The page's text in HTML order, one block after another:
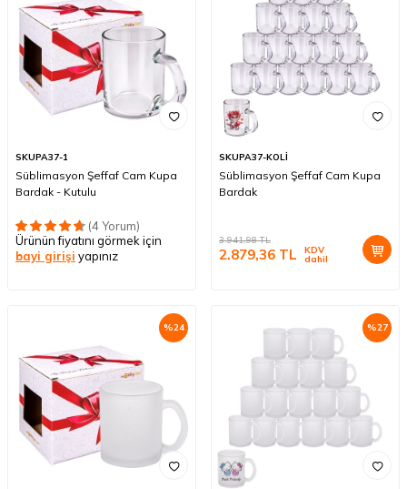
SKUPA37-1
Süblimasyon Şeffaf Cam Kupa
Bardak - Kutulu
(4 Yorum)
Ürünün fiyatını görmek için
bayi girişi yapınız
SKUPA37-KOLİ
Süblimasyon Şeffaf Cam Kupa
Bardak
3.941,98TL
2.879,36 TL KDV
dahil
%24 %27